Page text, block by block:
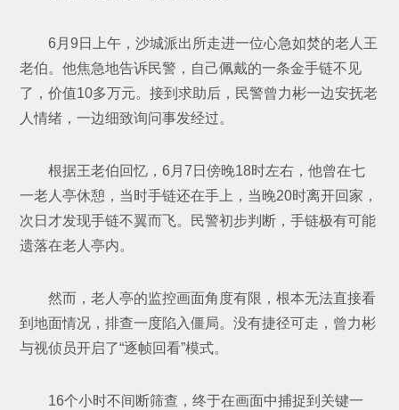
6月9日上午，沙城派出所走进一位心急如焚的老人王
老伯。他焦急地告诉民警，自己佩戴的一条金手链不见
了，价值10多万元。接到求助后，民警曾力彬一边安抚老
人情绪，一边细致询问事发经过。
根据王老伯回忆，6月7日傍晚18时左右，他曾在七
一老人亭休憩，当时手链还在手上，当晚20时离开回家，
次日才发现手链不翼而飞。民警初步判断，手链极有可能
遗落在老人亭内。
然而，老人亭的监控画面角度有限，根本无法直接看
到地面情况，排查一度陷入僵局。没有捷径可走，曾力彬
与视侦员开启了“逐帧回看”模式。
16个小时不间断筛查，终于在画面中捕捉到关键一